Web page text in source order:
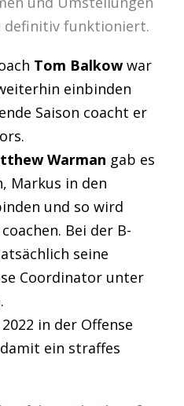
definitiv funktioniert.
Tom Balkowwar
einbinden
Saison coacht er
Warman gab es
Markus in den
und so wird
Bei der B-
seine
Coordinator unter
in der Offense
ein straffes